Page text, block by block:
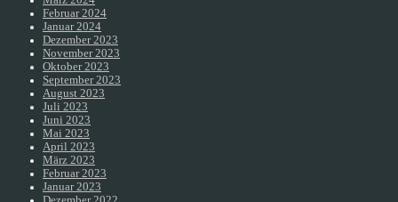
Februar 2024
Januar 2024
Dezember 2023
November 2023
Oktober 2023
September 2023
August 2023
Juli 2023
Juni 2023
Mai 2023
April 2023
März 2023
Februar 2023
Januar 2023